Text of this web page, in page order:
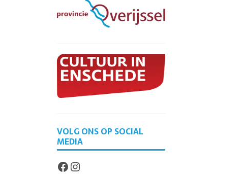
VOLG ONS OP SOCIAL
MEDIA